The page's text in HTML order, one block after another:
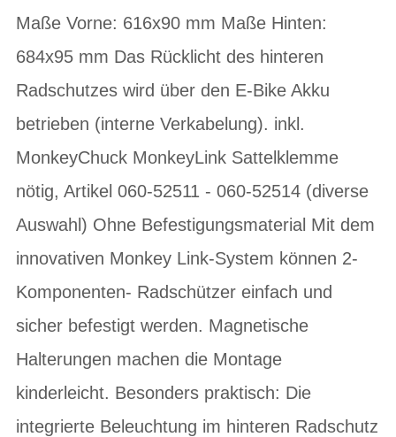
Maße Vorne: 616x90 mm Maße Hinten:
684x95 mm Das Rücklicht des hinteren
Radschutzes wird über den E-Bike Akku
betrieben (interne Verkabelung). inkl.
MonkeyChuck MonkeyLink Sattelklemme
nötig, Artikel 060-52511 - 060-52514 (diverse
Auswahl) Ohne Befestigungsmaterial Mit dem
innovativen Monkey Link-System können 2-
Komponenten- Radschützer einfach und
sicher befestigt werden. Magnetische
Halterungen machen die Montage
kinderleicht. Besonders praktisch: Die
integrierte Beleuchtung im hinteren Radschutz